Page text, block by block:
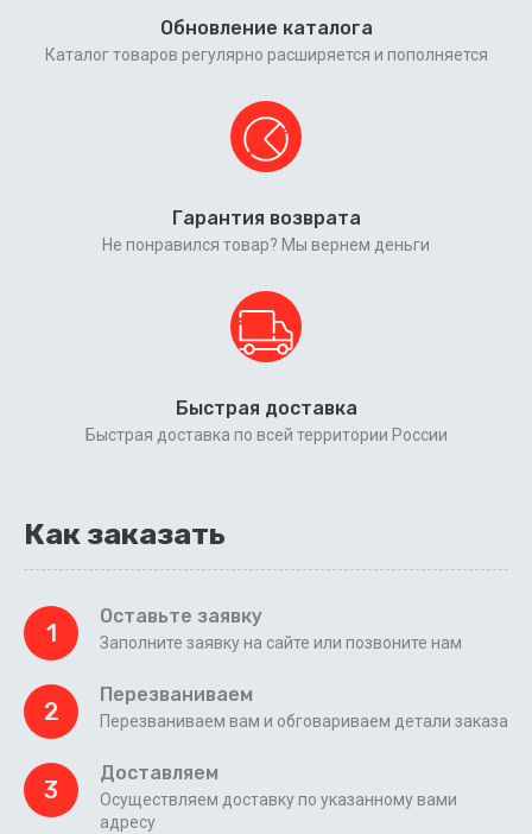
Обновление каталога
Каталог товаров регулярно расширяется и пополняется
Гарантия возврата
Не понравился товар? Мы вернем деньги
Быстрая доставка
Быстрая доставка по всей территории России
Как заказать
1
Оставьте заявку
Заполните заявку на сайте или позвоните нам
2
Перезваниваем
Перезваниваем вам и обговариваем детали заказа
3
Доставляем
Осуществляем доставку по указанному вами
адресу